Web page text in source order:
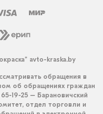
avto-kraska.by
обращения в
об обращениях граждан
19-25 – Барановичский
отдел торговли и